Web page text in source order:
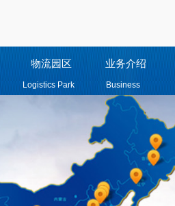
物流园区 业务介绍
Logistics Park Business